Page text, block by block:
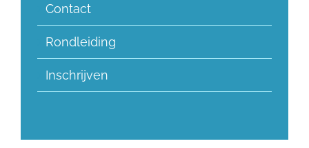
Contact
Rondleiding
Inschrijven